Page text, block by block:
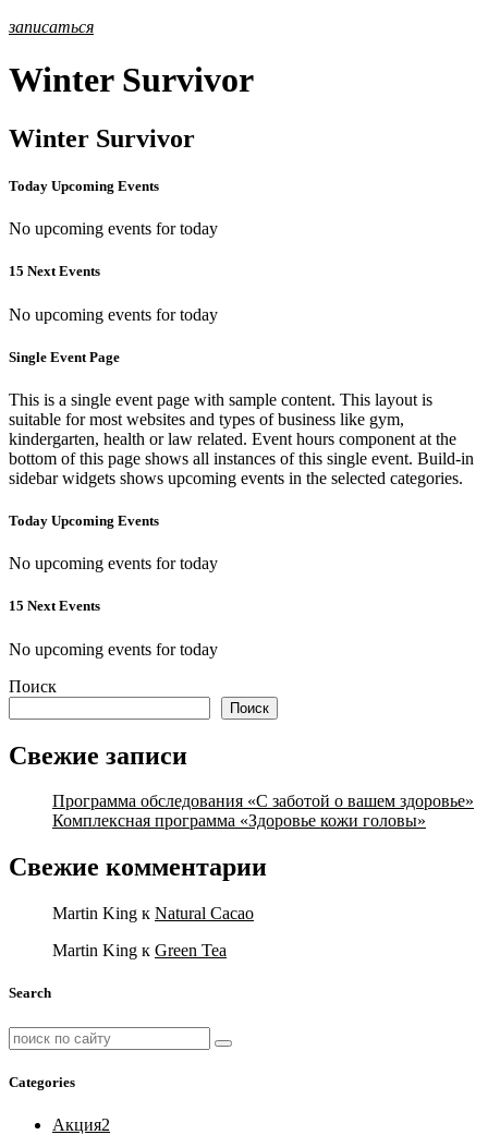
записаться
Winter Survivor
Winter Survivor
Today Upcoming Events
No upcoming events for today
15 Next Events
No upcoming events for today
Single Event Page
This is a single event page with sample content. This layout is
suitable for most websites and types of business like gym,
kindergarten, health or law related. Event hours component at the
bottom of this page shows all instances of this single event. Build-in
sidebar widgets shows upcoming events in the selected categories.
Today Upcoming Events
No upcoming events for today
15 Next Events
No upcoming events for today
Поиск
Поиск
Свежие записи
Программа обследования «С заботой о вашем здоровье»
Комплексная программа «Здоровье кожи головы»
Свежие комментарии
Martin King к Natural Cacao
Martin King к Green Tea
Search
Categories
Акция2